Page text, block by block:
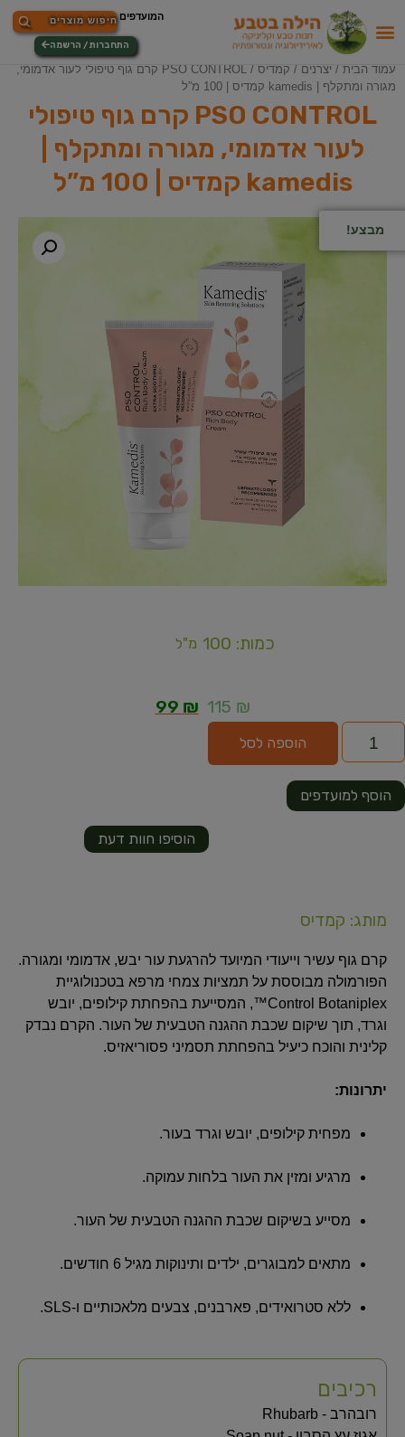
התחברות / הרשמה
עמוד הבית / יצרנים / קמדיס
/ PSO CONTROL קרם גוף טיפולי לעור אדמומי,
מגורה ומתקלף | kamedis קמדיס | 100 מ”ל
PSO CONTROL קרם גוף טיפולי
לעור אדמומי, מגורה ומתקלף |
kamedis קמדיס | 100 מ”ל
מבצע!
כמות: 100 מ"ל
115 ₪
99 ₪
הוספה לסל
הוסיפו חוות דעת
הוסף למועדפים
מותג: קמדיס
קרם גוף עשיר וייעודי המיועד להרגעת עור יבש, אדמומי ומגורה.
הפורמולה מבוססת על תמציות צמחי מרפא בטכנולוגיית
Control Botaniplex™, המסייעת בהפחתת קילופים, יובש
וגרד, תוך שיקום שכבת ההגנה הטבעית של העור. הקרם נבדק
קלינית והוכח כיעיל בהפחתת תסמיני פסוריאזיס.
יתרונות:
מפחית קילופים, יובש וגרד בעור.
מרגיע ומזין את העור בלחות עמוקה.
מסייע בשיקום שכבת ההגנה הטבעית של העור.
מתאים למבוגרים, ילדים ותינוקות מגיל 6 חודשים.
ללא סטרואידים, פארבנים, צבעים מלאכותיים ו-SLS.
רכיבים
רובהרב - Rhubarb